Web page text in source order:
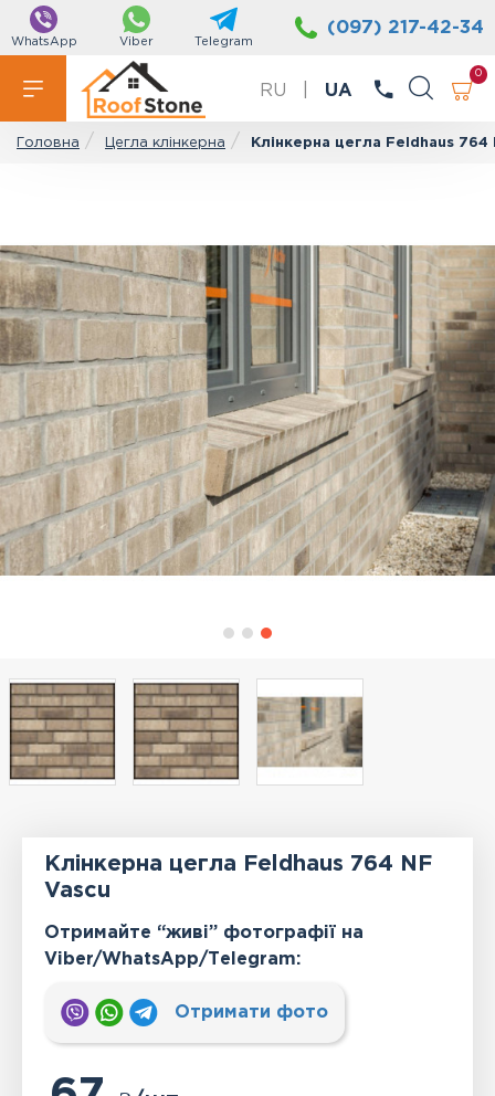
WhatsApp Viber Telegram
(097) 217-42-34
RU UA
0
Головна Цегла клінкерна Клінкерна цегла Feldhaus 764
Клінкерна цегла Feldhaus 764 NF
Vascu
Отримайте “живі” фотографії на
Viber/WhatsApp/Тelegram:
Отримати фото